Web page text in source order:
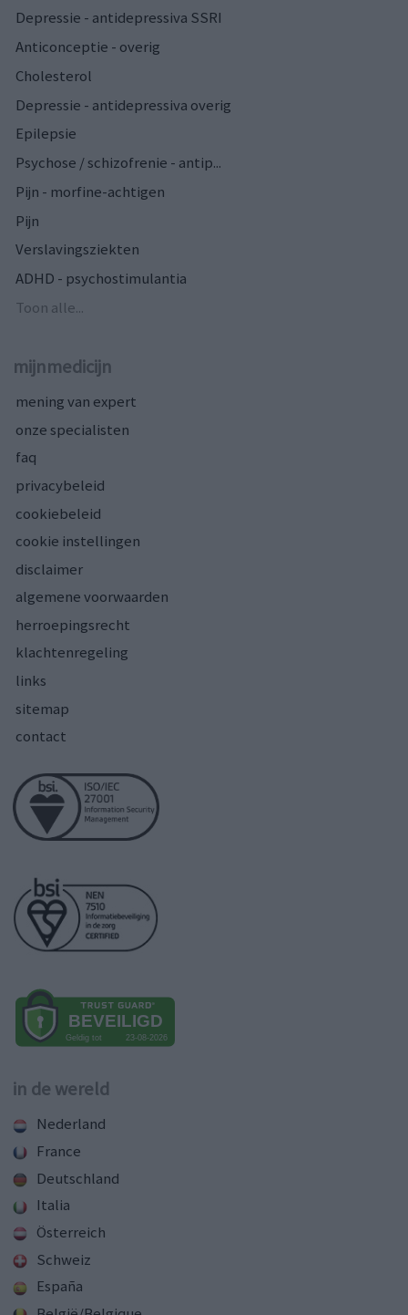
Depressie - antidepressiva SSRI
Anticonceptie - overig
Cholesterol
Depressie - antidepressiva overig
Epilepsie
Psychose / schizofrenie - antip...
Pijn - morfine-achtigen
Pijn
Verslavingsziekten
ADHD - psychostimulantia
Toon alle...
mijnmedicijn
mening van expert
onze specialisten
faq
privacybeleid
cookiebeleid
cookie instellingen
disclaimer
algemene voorwaarden
herroepingsrecht
klachtenregeling
links
sitemap
contact
in de wereld
Nederland
France
Deutschland
Italia
Österreich
Schweiz
España